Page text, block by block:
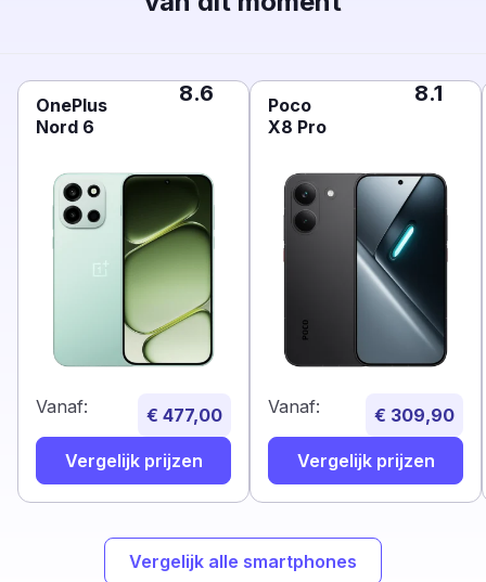
OnePlus
Nord 6
8.6
Vanaf: € 477,00
Vergelijk prijzen
Poco
X8 Pro
8.1
Vanaf: € 309,90
Vergelijk prijzen
Vergelijk alle smartphones